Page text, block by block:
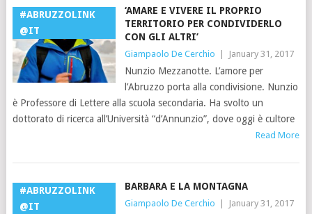
#ABRUZZOLINK
@IT
‘AMARE E VIVERE IL PROPRIO
TERRITORIO PER CONDIVIDERLO
CON GLI ALTRI’
Giampaolo De Cerchio January 31, 2017
Nunzio Mezzanotte. L’amore per
l’Abruzzo porta alla condivisione. Nunzio
è Professore di Lettere alla scuola secondaria. Ha svolto un
dottorato di ricerca all’Università “d’Annunzio”, dove oggi è cultore
Read More
#ABRUZZOLINK
@IT
BARBARA E LA MONTAGNA
Giampaolo De Cerchio January 31, 2017